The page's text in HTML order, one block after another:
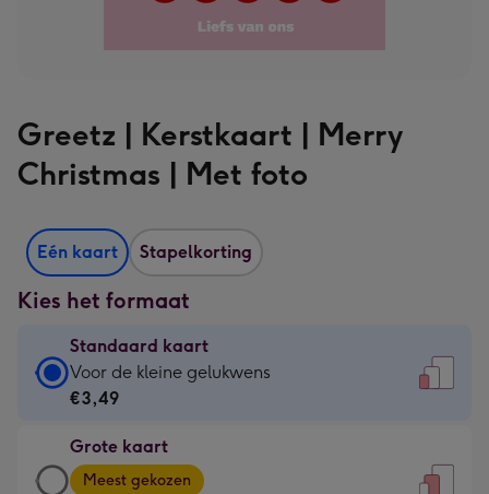
Greetz | Kerstkaart | Merry
Christmas | Met foto
Eén kaart Stapelkorting
Kies het formaat
Standaard kaart
Standaard
kaart
€3,49
-
Voor de kleine gelukwens
€3,49
Grote kaart
Grote
Meest gekozen